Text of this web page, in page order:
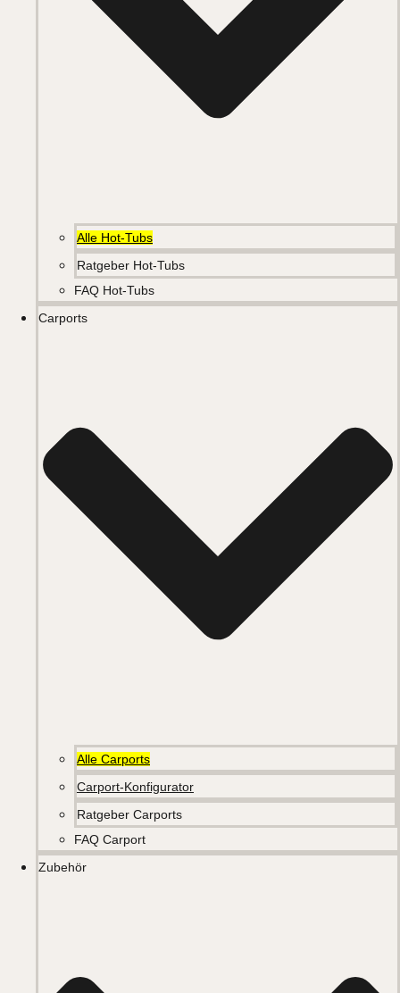
Alle Hot-Tubs
Ratgeber Hot-Tubs
FAQ Hot-Tubs
Carports
Alle Carports
Carport-Konfigurator
Ratgeber Carports
FAQ Carport
Zubehör